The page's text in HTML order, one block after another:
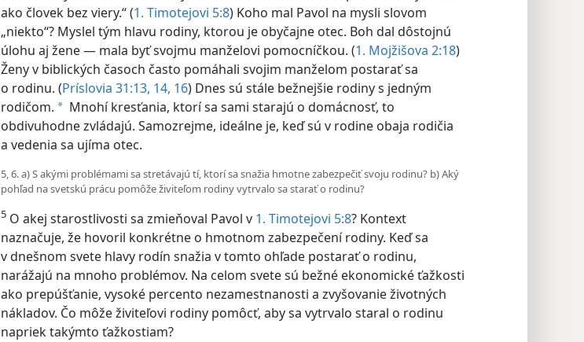
ako človek bez viery.“ ​(1. Timotejovi 5:8) Koho mal Pavol na mysli slovom
„niekto“? Myslel tým hlavu rodiny, ktorou je obyčajne otec. Boh dal dôstojnú
úlohu aj žene — mala byť svojmu manželovi pomocníčkou. (1. Mojžišova 2:18)
Ženy v biblických časoch často pomáhali svojim manželom postarať sa
o rodinu. (Príslovia 31:13, 14, 16) Dnes sú stále bežnejšie rodiny s jedným
rodičom. a Mnohí kresťania, ktorí sa sami starajú o domácnosť, to
obdivuhodne zvládajú. Samozrejme, ideálne je, keď sú v rodine obaja rodičia
a vedenia sa ujíma otec.
5, 6. a) S akými problémami sa stretávajú tí, ktorí sa snažia hmotne zabezpečiť svoju rodinu? b) Aký
pohľad na svetskú prácu pomôže živiteľom rodiny vytrvalo sa starať o rodinu?
5 O akej starostlivosti sa zmieňoval Pavol v 1. Timotejovi 5:8? Kontext
naznačuje, že hovoril konkrétne o hmotnom zabezpečení rodiny. Keď sa
v dnešnom svete hlavy rodín snažia v tomto ohľade postarať o rodinu,
narážajú na mnoho problémov. Na celom svete sú bežné ekonomické ťažkosti
ako prepúšťanie, vysoké percento nezamestnanosti a zvyšovanie životných
nákladov. Čo môže živiteľovi rodiny pomôcť, aby sa vytrvalo staral o rodinu
napriek takýmto ťažkostiam?